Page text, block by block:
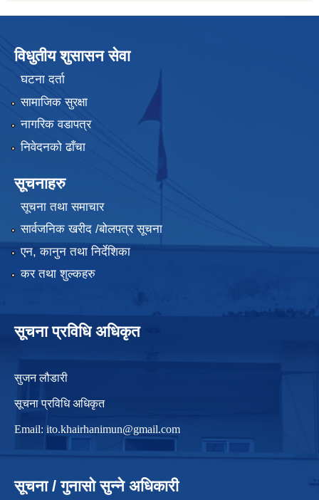
विधुतीय शुसासन सेवा
घटना दर्ता
सामाजिक सुरक्षा
नागरिक वडापत्र
निवेदनको ढाँचा
सूचनाहरु
सूचना तथा समाचार
सार्वजनिक खरीद /बोलपत्र सूचना
एन, कानुन तथा निर्देशिका
कर तथा शुल्कहरु
सूचना प्रविधि अधिकृत
सुजन लौडारी
सूचना प्रविधि अधिकृत
Email: ito.khairhanimun@gmail.com
सूचना / गुनासो सुन्ने अधिकारी